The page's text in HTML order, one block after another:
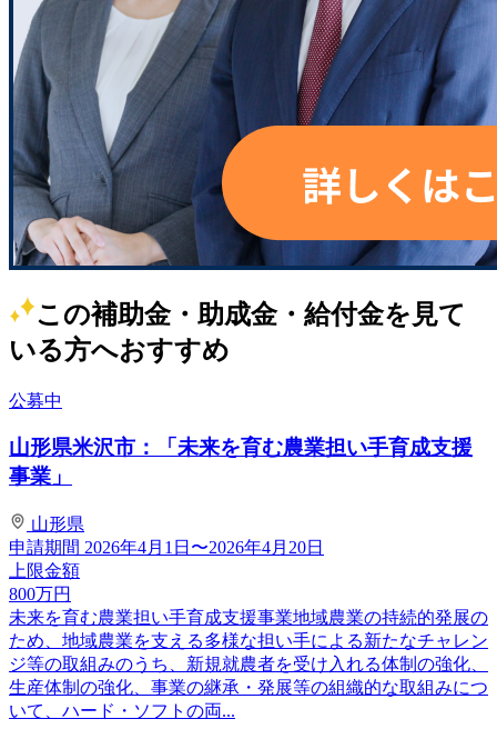
この補助金・助成金・給付金を見て
いる方へおすすめ
公募中
山形県米沢市：「未来を育む農業担い手育成支援
事業」
山形県
申請期間 2026年4月1日〜2026年4月20日
上限金額
800万円
未来を育む農業担い手育成支援事業地域農業の持続的発展の
ため、地域農業を支える多様な担い手による新たなチャレン
ジ等の取組みのうち、新規就農者を受け入れる体制の強化、
生産体制の強化、事業の継承・発展等の組織的な取組みにつ
いて、ハード・ソフトの両...